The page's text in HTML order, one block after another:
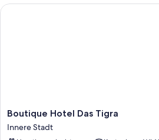
Ein Safe an der Rezeption, ein
Alle 65 Zimmer bieten Annehmlichkeiten
und eine Klimaanlage sowie Extras wie
Bademäntel. In den Kommentaren der
Boutique
Hotel
Das
Boutique Hotel Das Tigra
Innere Stadt
Boutique Hotel Das Tigra